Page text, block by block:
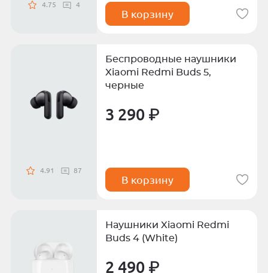
4.75 4
В корзину
4.91 87
Беспроводные наушники
Xiaomi Redmi Buds 5,
черные
3 290 ₽
В корзину
Наушники Xiaomi Redmi
Buds 4 (White)
2 490 ₽